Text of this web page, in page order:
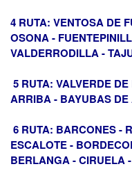
4 RUTA: VENTOSA DE
OSONA -
VALDERRODILLA -
5 RUTA: VALVERDE
ARRIBA - BAYUBAS
6 RUTA: BARCONES -
ESCALOTE -
BERLANGA - CIRUELA